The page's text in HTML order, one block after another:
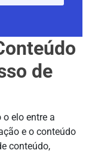
de
elo entre a
e o conteúdo
conteúdo,